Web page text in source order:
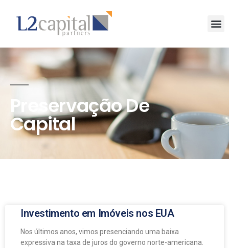
Preservação De
Capital
Investimento em Imóveis nos EUA
Nos últimos anos, vimos presenciando uma baixa
expressiva na taxa de juros do governo norte-americana.